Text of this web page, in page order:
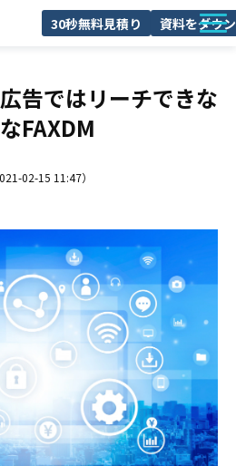
30秒無料見積り 資料をダウ
FAXDMとは
導入事例
料金
くあるご質問
セミナー
告ではリーチできな
FAXDM
02-15 11:47）